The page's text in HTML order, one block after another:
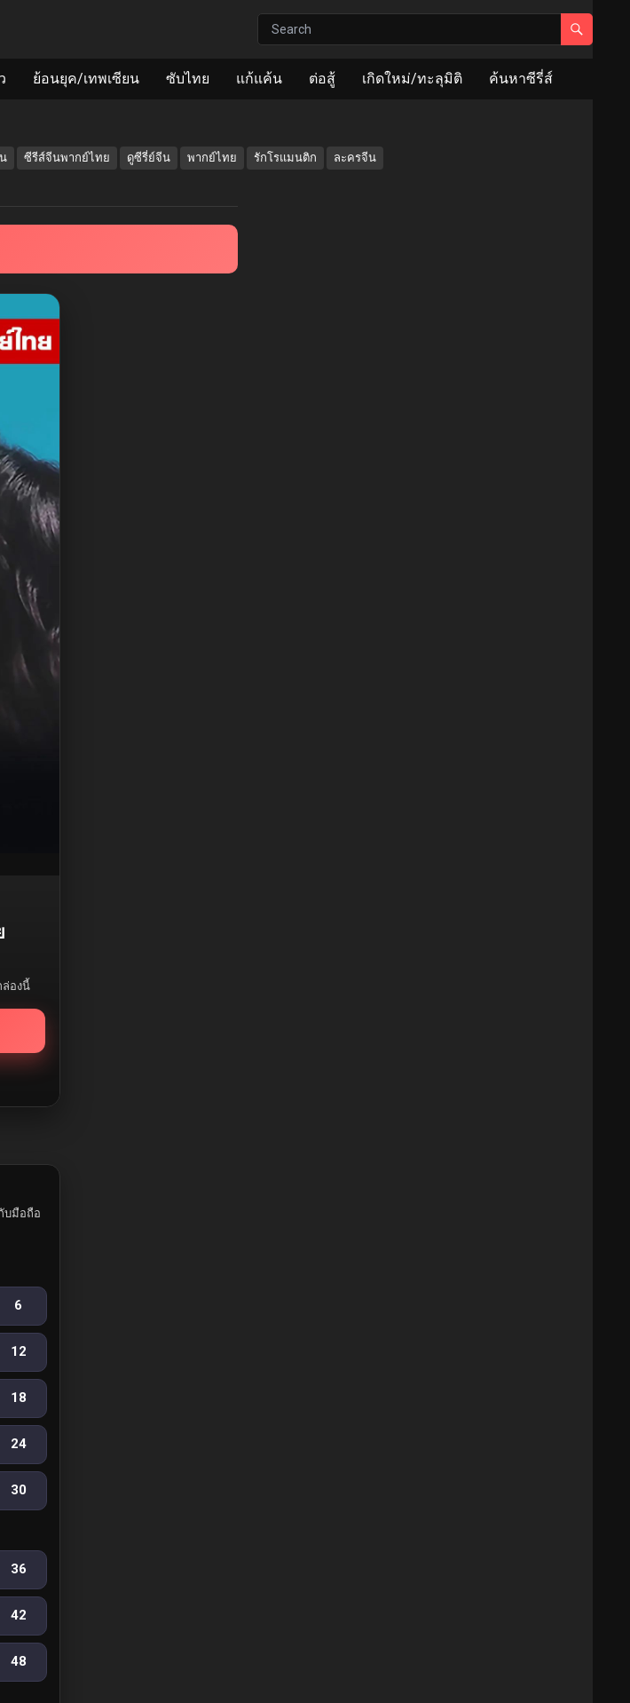
ย้อนยุค/เทพเซียน ซับไทย แก้แค้น ต่อสู้ เกิดใหม่/ทะลุมิติ ค้นหาซีรี่ส์
ซีรีส์จีนพากย์ไทย ดูซีรี่ย์จีน พากย์ไทย รักโรแมนติก ละครจีน
ล่องนี้
บมือถือ
6
12
18
24
30
36
42
48